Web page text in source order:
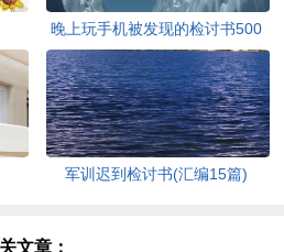
晚上玩手机被发现的检讨书500
字（精选7篇）
军训迟到检讨书(汇编15篇)
文章：